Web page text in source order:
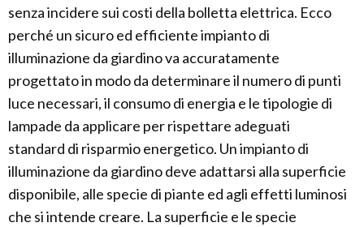
senza incidere sui costi della bolletta elettrica. Ecco
perché un sicuro ed efficiente impianto di
illuminazione da giardino va accuratamente
progettato in modo da determinare il numero di punti
luce necessari, il consumo di energia e le tipologie di
lampade da applicare per rispettare adeguati
standard di risparmio energetico. Un impianto di
illuminazione da giardino deve adattarsi alla superficie
disponibile, alle specie di piante ed agli effetti luminosi
che si intende creare. La superficie e le specie